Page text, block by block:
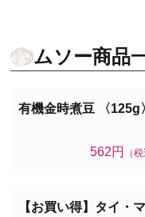
ムソー商品
有機金時煮豆 〈125g
562円 （
【お買い得】タイ・